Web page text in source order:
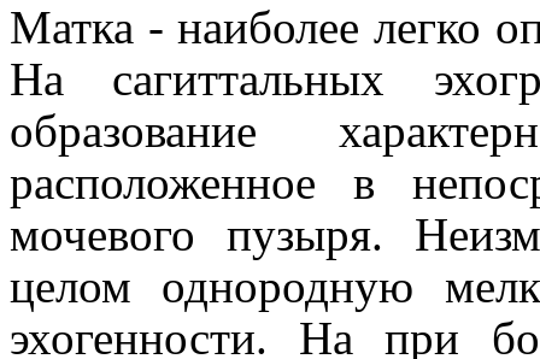
Матка - наиболее легко
На сагиттальных
образование
расположенное в
мочевого пузыря.
целом однородную
эхогенности. На при